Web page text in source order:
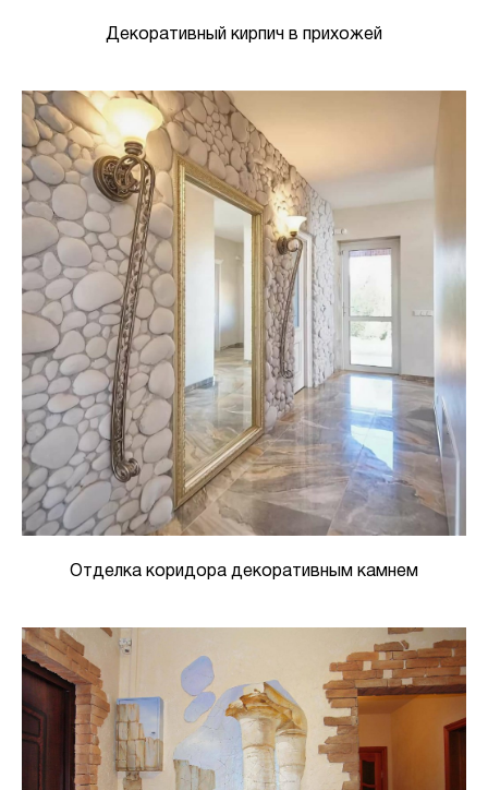
Декоративный кирпич в прихожей
Отделка коридора декоративным камнем